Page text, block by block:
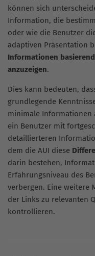
können sich
Information, die
oder wie die Benutzer
adaptiven Präsentation
Informationen
anzuzeigen.
Dies kann bedeuten,
grundlegende
minimale Informationen
ein Benutzer mit
detaillierteren
dem die AUI diese
darin bestehen,
Erfahrungsniveau des
verbergen. Eine weitere
der Links zu relevanten
kontrollieren.